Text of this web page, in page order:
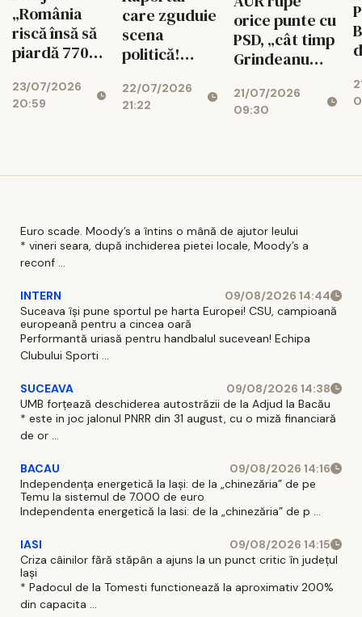
„România
riscă însă să
piardă 770
de euro dacă
legea
23/07/2026
20:59
care zguduie
scena
politică!
explică de ce
cresc
22/07/2026
21:22
orice punte cu
PSD, „cât timp
Grindeanu
partidul”
21/07/2026
09:30
Euro scade. Moody’s a întins o mână de ajutor leului
* vineri seara, după inchiderea pietei locale, Moody’s a
reconf ...
INTERN
09/08/2026 14:44
Suceava își pune sportul pe harta Europei! CSU, campioană
europeană pentru a cincea oară
Performantă uriasă pentru handbalul sucevean! Echipa
Clubului Sporti ...
SUCEAVA
09/08/2026 14:38
UMB forțează deschiderea autostrăzii de la Adjud la Bacău
* este in joc jalonul PNRR din 31 august, cu o miză financiară
de or ...
BACAU
09/08/2026 14:16
Independența energetică la Iași: de la „chinezăria” de pe
Temu la sistemul de 7.000 de euro
Independenta energetică la Iasi: de la „chinezăria” de p ...
IASI
09/08/2026 14:15
Criza câinilor fără stăpân a ajuns la un punct critic în județul
Iași
* Padocul de la Tomesti functionează la aproximativ 200%
din capacita ...